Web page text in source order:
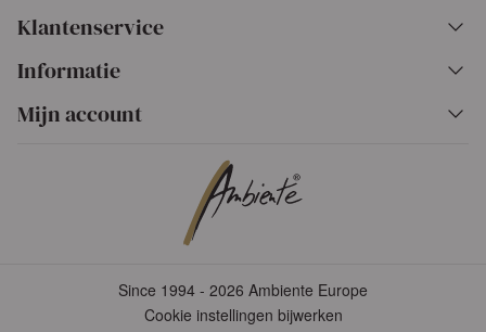
Klantenservice
Informatie
Mijn account
Since 1994 - 2026 Ambiente Europe
Cookie instellingen bijwerken